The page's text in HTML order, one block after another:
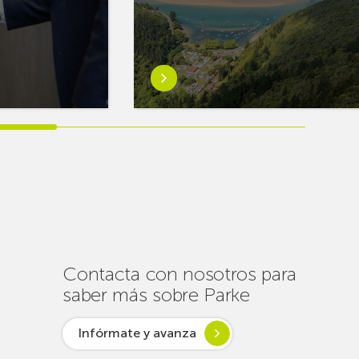
Saber
más
sobreEuskaltel
realiza
garantizar
la
conectividad
en
Contacta con nosotros para
saber más sobre Parke
Infórmate y avanza